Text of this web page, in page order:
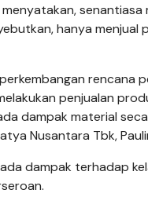
hanya
rencana
penjualan
dampak material
Nusantara Tbk,
dampak terhadap